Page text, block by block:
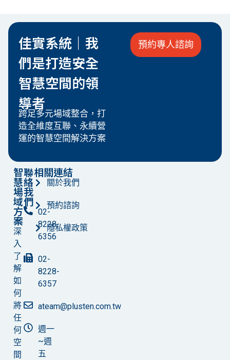
佳實系統｜我
們是打造安全
智慧空間的領
導者
跨足多元場域整合，打
造全維度互聯、永續營
運的智慧空間解決方案
預約專人諮詢
智
慧
場
域
方
案
深
入
了
解
如
何
將
任
何
空
間
聯
絡
我
們
02-
8228-
6356
02-
8228-
6357
ateam@plusten.com.tw
週一
~週
五
相關連結
關於我們
預約諮詢
隱私權政策